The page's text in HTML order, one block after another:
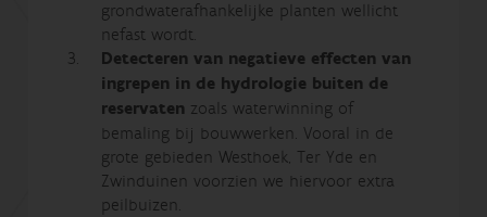
grondwaterafhankelijke planten wellicht
nefast wordt.
Detecteren van negatieve effecten van
ingrepen in de hydrologie buiten de
reservaten zoals waterwinning of
bemaling bij bouwwerken. Vooral in de
grote gebieden Westhoek, Ter Yde en
Zwinduinen voorzien we hiervoor extra
peilbuizen.